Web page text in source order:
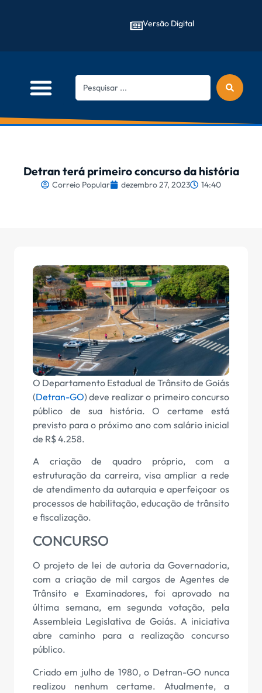
Versão Digital
Detran terá primeiro concurso da história
Correio Popular dezembro 27, 2023 14:40
O Departamento Estadual de Trânsito de Goiás
(Detran-GO) deve realizar o primeiro concurso
público de sua história. O certame está
previsto para o próximo ano com salário inicial
de R$ 4.258.
A criação de quadro próprio, com a
estruturação da carreira, visa ampliar a rede
de atendimento da autarquia e aperfeiçoar os
processos de habilitação, educação de trânsito
e fiscalização.
CONCURSO
O projeto de lei de autoria da Governadoria,
com a criação de mil cargos de Agentes de
Trânsito e Examinadores, foi aprovado na
última semana, em segunda votação, pela
Assembleia Legislativa de Goiás. A iniciativa
abre caminho para a realização concurso
público.
Criado em julho de 1980, o Detran-GO nunca
realizou nenhum certame. Atualmente, a